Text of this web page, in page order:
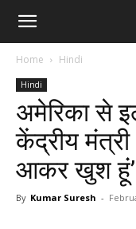
Janta
Reporter
Home Hindi
Hindi
अमेरिका से
केंद्रीय
आकर खुश हूं’
By Kumar Suresh -